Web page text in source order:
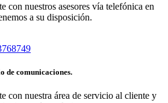
con nuestros asesores vía telefónica en
a su disposición.
de comunicaciones.
con nuestra área de servicio al cliente y